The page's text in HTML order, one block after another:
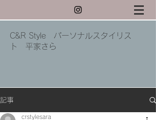
C&R Style パーソナルスタイリス
ト 平家さら
記事
crstylesara